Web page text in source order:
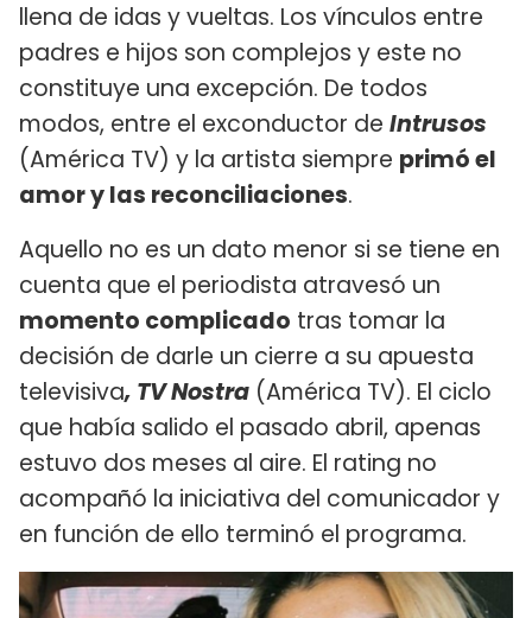
llena de idas y vueltas. Los vínculos entre
padres e hijos son complejos y este no
constituye una excepción. De todos
modos, entre el exconductor de Intrusos
(América TV) y la artista siempre primó el
amor y las reconciliaciones.
Aquello no es un dato menor si se tiene en
cuenta que el periodista atravesó un
momento complicado tras tomar la
decisión de darle un cierre a su apuesta
televisiva, TV Nostra (América TV). El ciclo
que había salido el pasado abril, apenas
estuvo dos meses al aire. El rating no
acompañó la iniciativa del comunicador y
en función de ello terminó el programa.